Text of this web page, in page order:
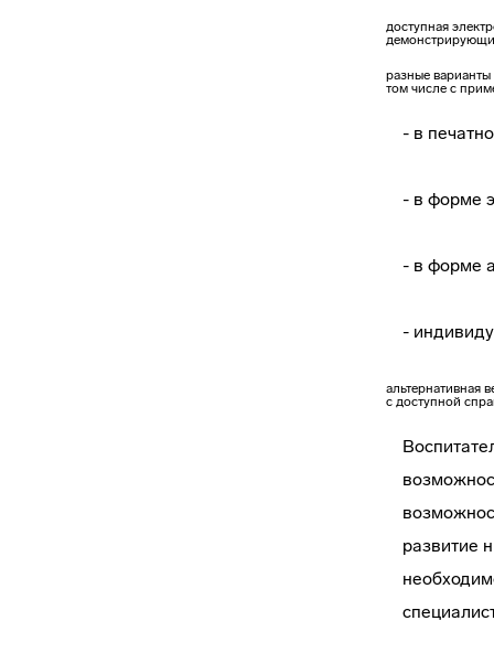
доступная
разные
том числе с
- в
- в форме
- в форме
-
альтернативная
с доступной
развитие